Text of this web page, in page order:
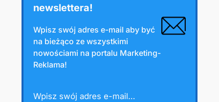
newslettera!
Wpisz swój adres e-mail aby być
na bieżąco ze wszystkimi
nowościami na portalu Marketing-
Reklama!
Wpisz swój adres e-mail…